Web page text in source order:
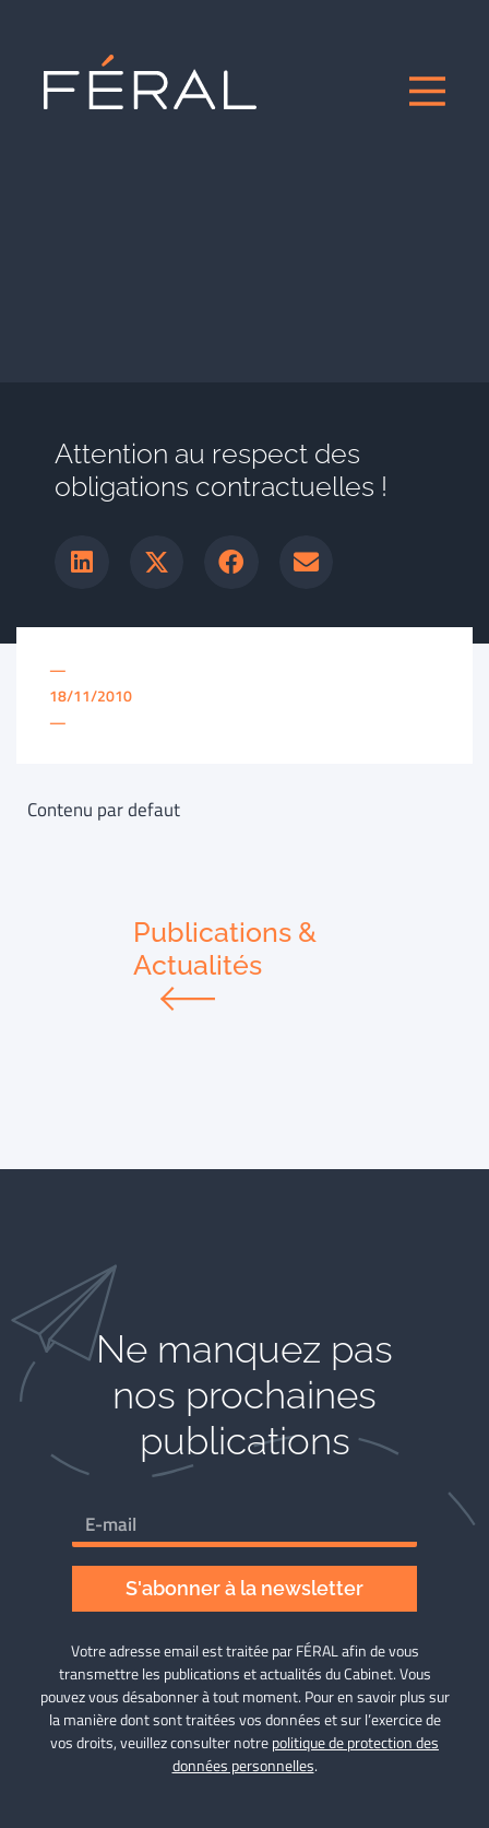
Attention au respect des
obligations contractuelles !
—
18/11/2010
—
Contenu par defaut
Publications &
Actualités
Ne manquez pas
nos prochaines
publications
S'abonner à la newsletter
Votre adresse email est traitée par FÉRAL afin de vous
transmettre les publications et actualités du Cabinet. Vous
pouvez vous désabonner à tout moment. Pour en savoir plus sur
la manière dont sont traitées vos données et sur l’exercice de
vos droits, veuillez consulter notrepolitique de protection des
données personnelles.